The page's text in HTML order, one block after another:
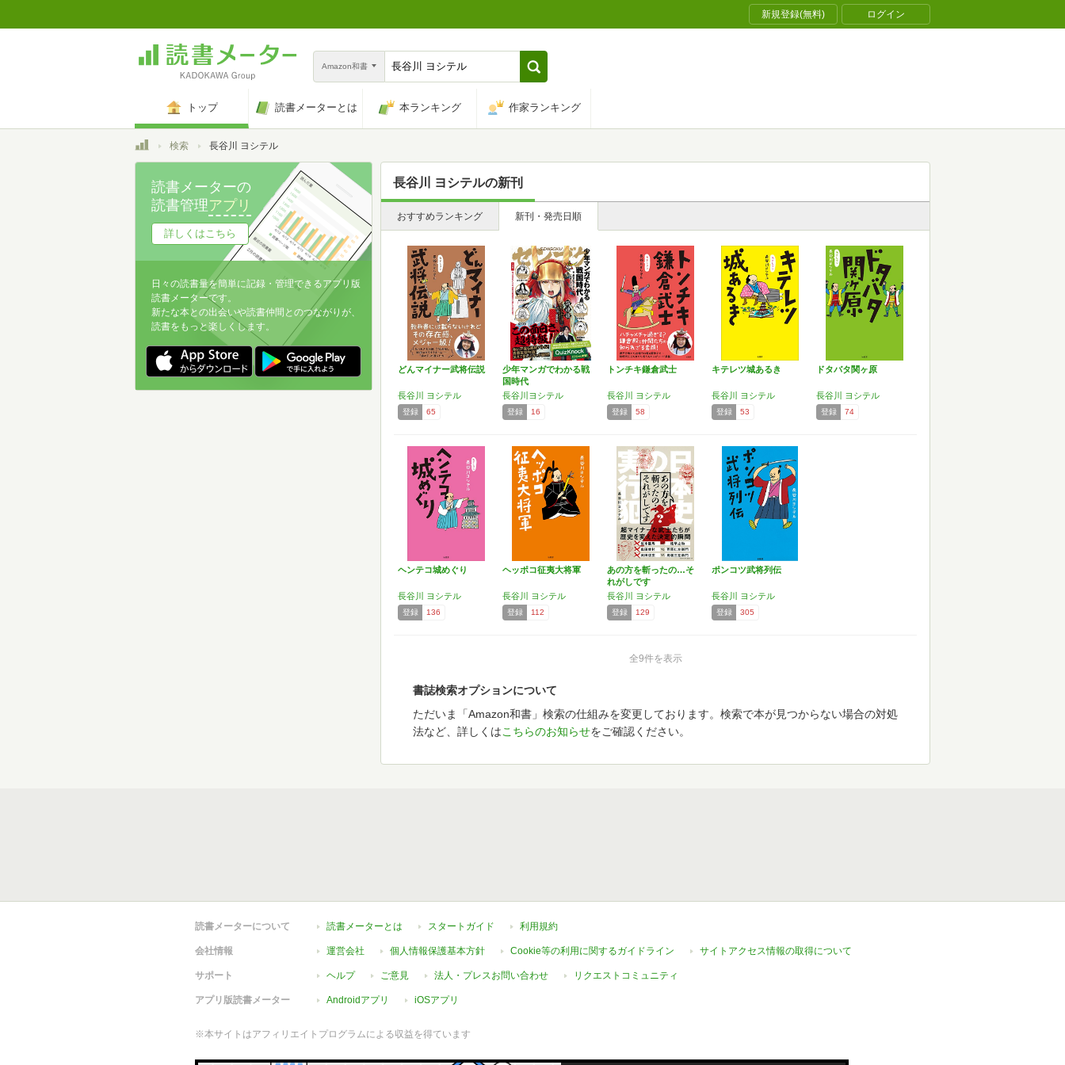
新規登録(無料) ログイン
Amazon和書
トップ 読書メーターとは 本ランキング 作家ランキング
トップ検索 長谷川 ヨシテル
長谷川 ヨシテルの新刊
おすすめランキング 新刊・発売日順
どんマイナー武将伝説
長谷川 ヨシテル
登録 65
少年マンガでわかる戦
国時代
長谷川ヨシテル
登録 16
トンチキ鎌倉武士
長谷川 ヨシテル
登録 58
キテレツ城あるき
長谷川 ヨシテル
登録 53
ドタバタ関ヶ原
長谷川 ヨシテル
登録 74
ヘンテコ城めぐり
長谷川 ヨシテル
登録 136
ヘッポコ征夷大将軍
長谷川 ヨシテル
登録 112
あの方を斬ったの…そ
れがしです
長谷川 ヨシテル
登録 129
ポンコツ武将列伝
長谷川 ヨシテル
登録 305
全9件を表示
書誌検索オプションについて
ただいま「Amazon和書」検索の仕組みを変更しております。検索で本が見つからない場合の対処
法など、詳しくはこちらのお知らせをご確認ください。
読書メーターの
読書管理アプリ
詳しくはこちら
日々の読書量を簡単に記録・管理できるアプリ版
読書メーターです。
新たな本との出会いや読書仲間とのつながりが、
読書をもっと楽しくします。
読書メーターについて 読書メーターとは スタートガイド 利用規約
会社情報 運営会社 個人情報保護基本方針 Cookie等の利用に関するガイドライン サイトアクセス情報の取得について
サポート ヘルプ ご意見 法人・プレスお問い合わせ リクエストコミュニティ
アプリ版読書メーター Androidアプリ iOSアプリ
※本サイトはアフィリエイトプログラムによる収益を得ています